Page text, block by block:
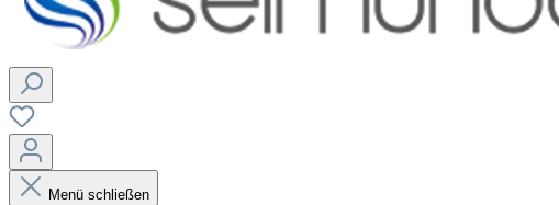
Menü schließen